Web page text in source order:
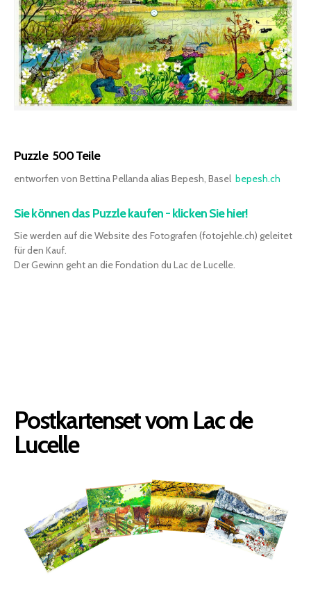
Puzzle 500 Teile
entworfen von Bettina Pellanda alias Bepesh, Basel bepesh.ch
Sie können das Puzzle kaufen - klicken Sie hier!
Sie werden auf die Website des Fotografen (fotojehle.ch) geleitet
für den Kauf.
Der Gewinn geht an die Fondation du Lac de Lucelle.
Postkartenset vom Lac de
Lucelle